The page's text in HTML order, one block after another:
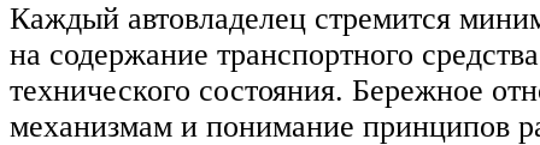
Каждый автовладелец стремится
на содержание транспортного
технического состояния. Бережное
механизмам и понимание принципов